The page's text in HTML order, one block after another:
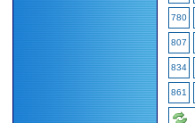
780
807
834
861